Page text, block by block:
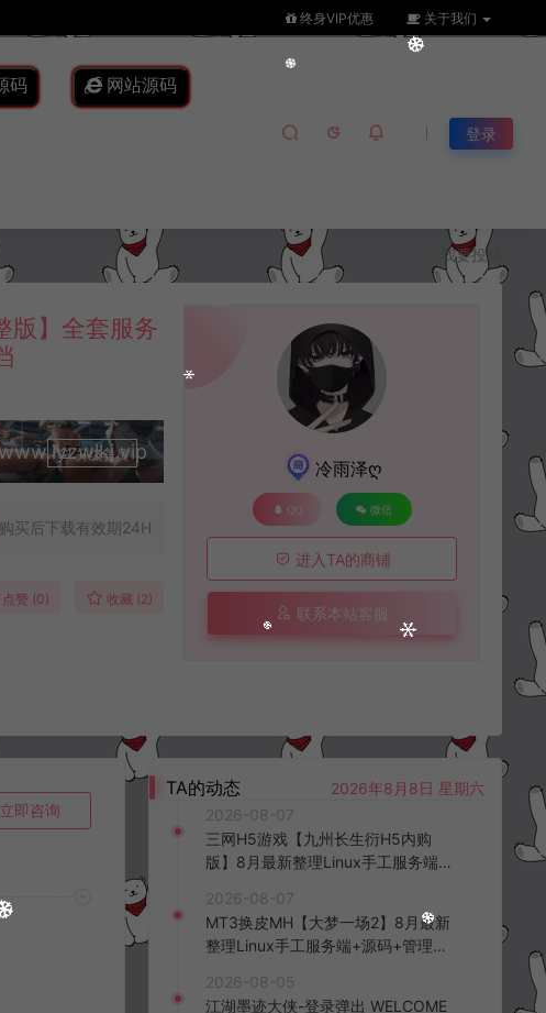
终身VIP优惠 关于我们
码 网站源码
登录
我要投稿
版】全套服务
升级会员
购买后下载有效期24H
点赞 (0) 收藏 (2)
冷雨泽ღ
QQ 微信
进入TA的商铺
联系本站客服
立即咨询
TA的动态
2026年8月8日 星期六
2026-08-07
三网H5游戏【九州长生衍H5内购
版】8月最新整理Linux手工服务端
客户端+详细搭建教程+视频教程
2026-08-07
MT3换皮MH【大梦一场2】8月最新
整理Linux手工服务端+源码+管理后
频教程
2026-08-05
江湖墨迹大侠-登录弹出 WELCOME